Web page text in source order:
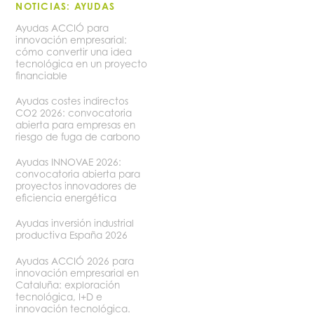
NOTICIAS: AYUDAS
Ayudas ACCIÓ para
innovación empresarial:
cómo convertir una idea
tecnológica en un proyecto
financiable
Ayudas costes indirectos
CO2 2026: convocatoria
abierta para empresas en
riesgo de fuga de carbono
Ayudas INNOVAE 2026:
convocatoria abierta para
proyectos innovadores de
eficiencia energética
Ayudas inversión industrial
productiva España 2026
Ayudas ACCIÓ 2026 para
innovación empresarial en
Cataluña: exploración
tecnológica, I+D e
innovación tecnológica.